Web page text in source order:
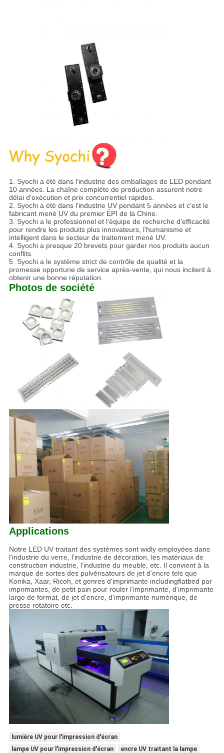
1. Syochi a été dans l'industrie des emballages de LED pendant
10 années. La chaîne complète de production assurent notre
délai d'exécution et prix concurrentiel rapides.
2. Syochi a été dans l'industrie UV pendant 5 années et c'est le
fabricant mené UV du premier ÉPI de la Chine.
3. Syochi a le professionnel et l'équipe de recherche d'efficacité
pour rendre les produits plus innovateurs, l'humanisme et
intelligent dans le secteur de traitement mené UV.
4. Syochi a presque 20 brevets pour garder nos produits aucun
conflits.
5. Syochi a le système strict de contrôle de qualité et la
promesse opportune de service après-vente, qui nous incitent à
obtenir une bonne réputation.
Photos de société
Applications
Notre LED UV traitant des systèmes sont widly employées dans
l'industrie du verre, l'industrie de décoration, les matériaux de
construction industrie, l'industrie du meuble, etc. Il convient à la
marque de sortes des pulvérisateurs de jet d'encre tels que
Konika, Xaar, Ricoh, et genres d'imprimante includingflatbed par
imprimantes, de petit pain pour rouler l'imprimante, d'imprimante
large de format, de jet d'encre, d'imprimante numérique, de
presse rotatoire etc.
lumière UV pour l'impression d'écran
lampe UV pour l'impression d'écran
encre UV traitant la lampe